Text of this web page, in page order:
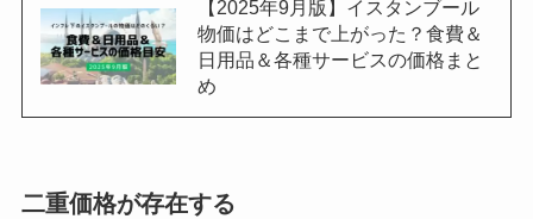
【2025年9月版】イスタンブール
物価はどこまで上がった？食費＆
日用品＆各種サービスの価格まと
め
二重価格が存在する